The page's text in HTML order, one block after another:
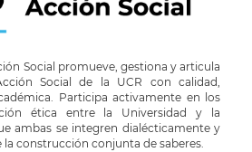
Social promueve, gestiona y articula
Social de la UCR con calidad,
Participa activamente en los
ética entre la Universidad y la
ambas se integren dialécticamente y
construcción conjunta de saberes.